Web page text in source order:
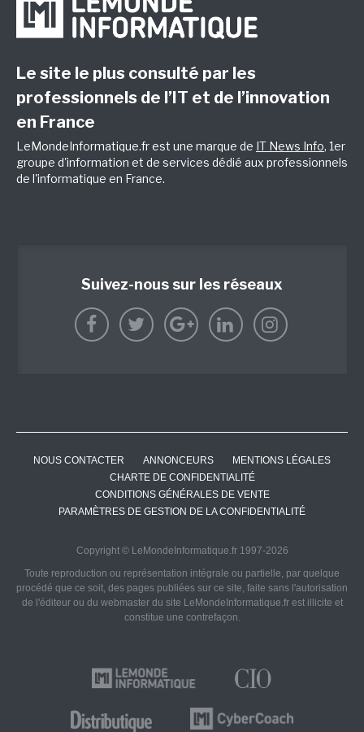
Le site le plus consulté par les
professionnels de l’IT et de l’innovation
en France
LeMondeInformatique.fr est une marque de IT News Info, 1er
groupe d'information et de services dédié aux professionnels
de l'informatique en France.
Suivez-nous sur les réseaux
NOUS CONTACTER ANNONCEURS
MENTIONS LÉGALES
CHARTE DE CONFIDENTIALITÉ
CONDITIONS GÉNÉRALES DE VENTE
PARAMÈTRES DE GESTION DE LA CONFIDENTIALITÉ
Copyright © LeMondeInformatique.fr 1997-2026
Toute reproduction ou représentation intégrale ou partielle, par quelque
procédé que ce soit, des pages publiées sur ce site, faite sans l'autorisation
de l'éditeur ou du webmaster du site LeMondeInformatique.fr est illicite et
constitue une contrefaçon.